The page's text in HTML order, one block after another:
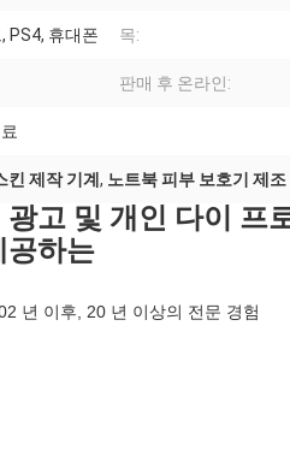
PS4, 휴대폰 목:
판매 후 온라인:
킨 제작 기계 , 노트북 피부 보호기 제조
고 및 개인 다이 프
공하는
년 이후, 20 년 이상의 전문 경험